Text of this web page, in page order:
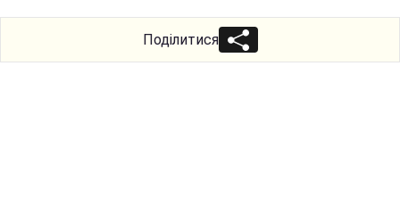
Поділитися